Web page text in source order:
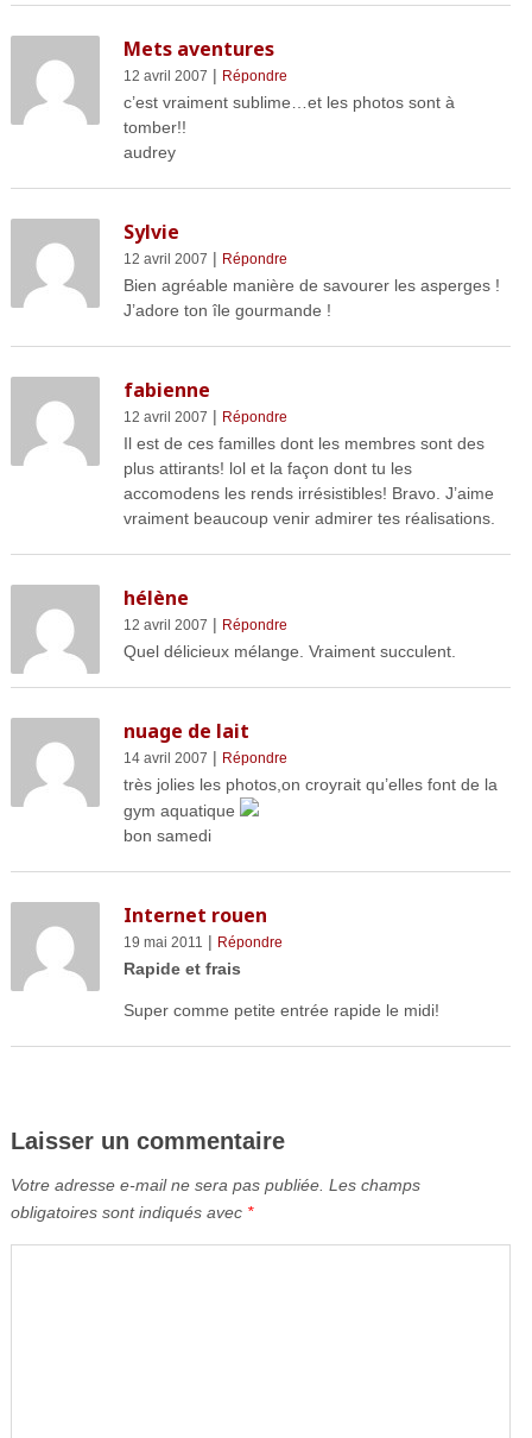
Mets aventures
12 avril 2007 | Répondre
c’est vraiment sublime…et les photos sont à
tomber!!
audrey
Sylvie
12 avril 2007 | Répondre
Bien agréable manière de savourer les asperges !
J’adore ton île gourmande !
fabienne
12 avril 2007 | Répondre
Il est de ces familles dont les membres sont des
plus attirants! lol et la façon dont tu les
accomodens les rends irrésistibles! Bravo. J’aime
vraiment beaucoup venir admirer tes réalisations.
hélène
12 avril 2007 | Répondre
Quel délicieux mélange. Vraiment succulent.
nuage de lait
14 avril 2007 | Répondre
très jolies les photos,on croyrait qu’elles font de la
gym aquatique
bon samedi
Internet rouen
19 mai 2011 | Répondre
Rapide et frais
Super comme petite entrée rapide le midi!
Laisser un commentaire
Votre adresse e-mail ne sera pas publiée. Les champs
obligatoires sont indiqués avec *